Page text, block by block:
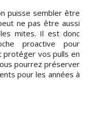
puisse sembler être
ne pas être aussi
mites. Il est donc
proactive pour
vos pulls en
pourrez préserver
pour les années à